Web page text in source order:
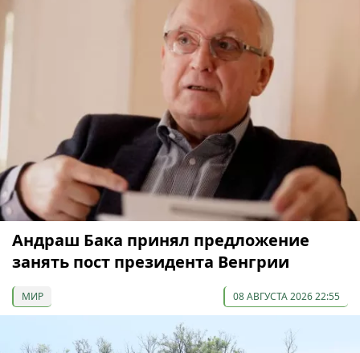
Андраш Бака принял предложение
занять пост президента Венгрии
МИР 08 АВГУСТА 2026 22:55